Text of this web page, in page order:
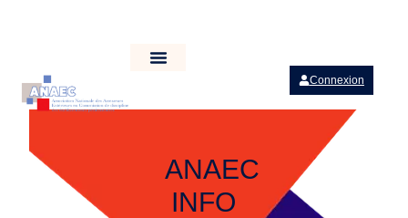
Connexion
ANAEC
INFO